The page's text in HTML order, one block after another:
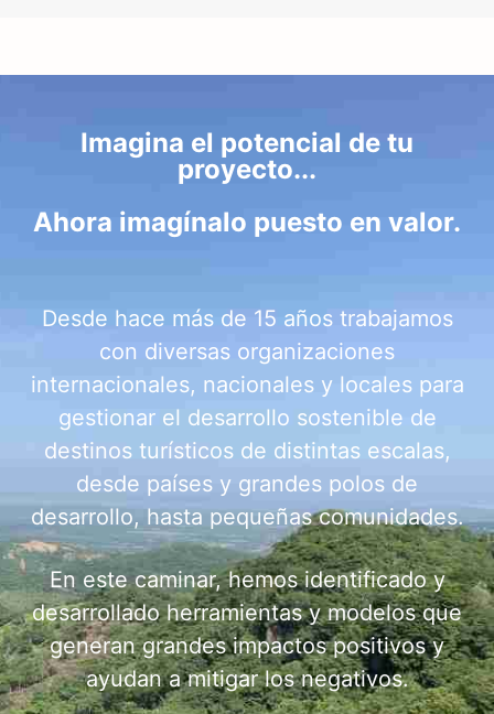
Imagina el potencial de tu
proyecto...
Ahora imagínalo puesto en valor.
Desde hace más de 15 años trabajamos
con diversas organizaciones
internacionales, nacionales y locales para
gestionar el desarrollo sostenible de
destinos turísticos de distintas escalas,
desde países y grandes polos de
desarrollo, hasta pequeñas comunidades.
En este caminar, hemos identificado y
desarrollado herramientas y modelos que
generan grandes impactos positivos y
ayudan a mitigar los negativos.